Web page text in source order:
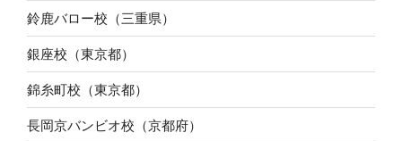
鈴鹿バロー校（三重県）
銀座校（東京都）
錦糸町校（東京都）
長岡京バンビオ校（京都府）